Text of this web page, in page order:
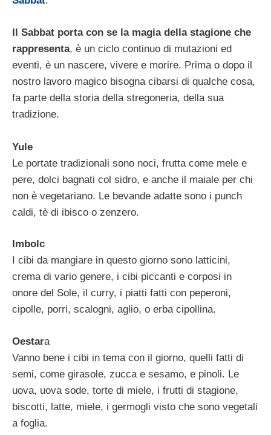
Il Sabbat porta con se la magia della stagione che
rappresenta, è un ciclo continuo di mutazioni ed
eventi, è un nascere, vivere e morire. Prima o dopo il
nostro lavoro magico bisogna cibarsi di qualche cosa,
fa parte della storia della stregoneria, della sua
tradizione.
Yule
Le portate tradizionali sono noci, frutta come mele e
pere, dolci bagnati col sidro, e anche il maiale per chi
non è vegetariano. Le bevande adatte sono i punch
caldi, tè di ibisco o zenzero.
Imbolc
I cibi da mangiare in questo giorno sono latticini,
crema di vario genere, i cibi piccanti e corposi in
onore del Sole, il curry, i piatti fatti con peperoni,
cipolle, porri, scalogni, aglio, o erba cipollina.
Oestara
Vanno bene i cibi in tema con il giorno, quelli fatti di
semi, come girasole, zucca e sesamo, e pinoli. Le
uova, uova sode, torte di miele, i frutti di stagione,
biscotti, latte, miele, i germogli visto che sono vegetali
a foglia.